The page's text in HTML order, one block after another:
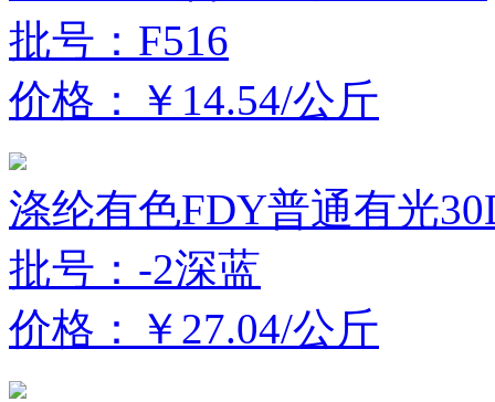
批号：F516
价格：￥14.54/公斤
涤纶有色FDY普通有光
批号：-2深蓝
价格：￥27.04/公斤